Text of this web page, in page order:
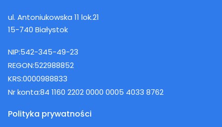
ul. Antoniukowska 11 lok.21
15-740 Białystok
NIP:542-345-49-23
REGON:522988852
KRS:0000988833
Nr konta:84 1160 2202 0000 0005 4033 8762
Polityka prywatności